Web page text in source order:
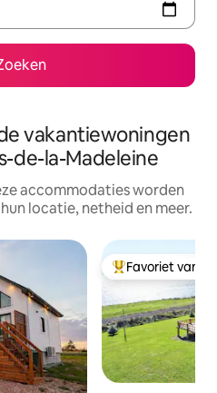
vakantiewoningen
de-la-Madeleine
accommodaties worden
locatie, netheid en meer.
Topfavoriet van
Favoriet van